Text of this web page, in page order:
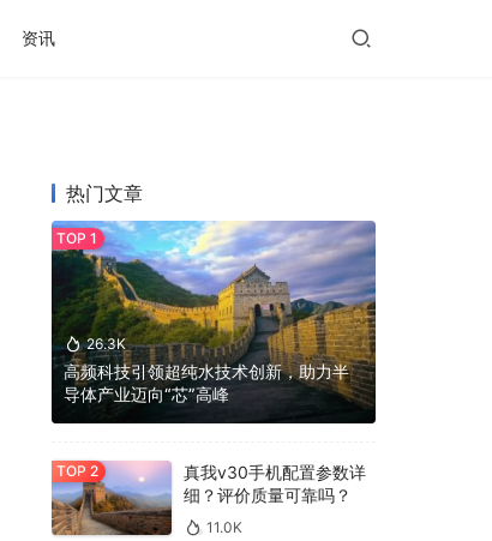
资讯
热门文章
26.3K
高频科技引领超纯水技术创新，助力半
导体产业迈向“芯”高峰
真我v30手机配置参数详
细？评价质量可靠吗？
11.0K